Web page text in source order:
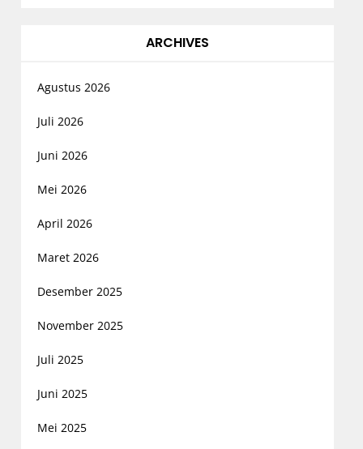
ARCHIVES
Agustus 2026
Juli 2026
Juni 2026
Mei 2026
April 2026
Maret 2026
Desember 2025
November 2025
Juli 2025
Juni 2025
Mei 2025